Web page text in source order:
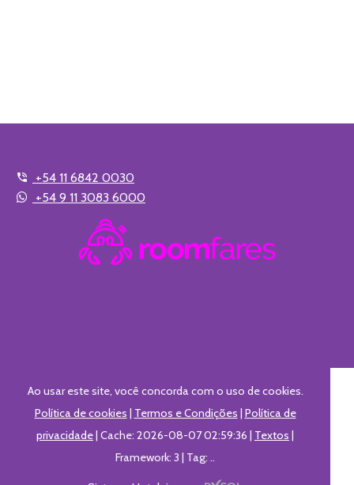
+54 11 6842 0030
+54 9 11 3083 6000
Ao usar este site, você concorda com o uso de cookies.
Política de cookies | Termos e Condições | Política de
privacidade| Cache: 2026-08-07 02:59:36 | Textos |
Framework: 3 | Tag: ..